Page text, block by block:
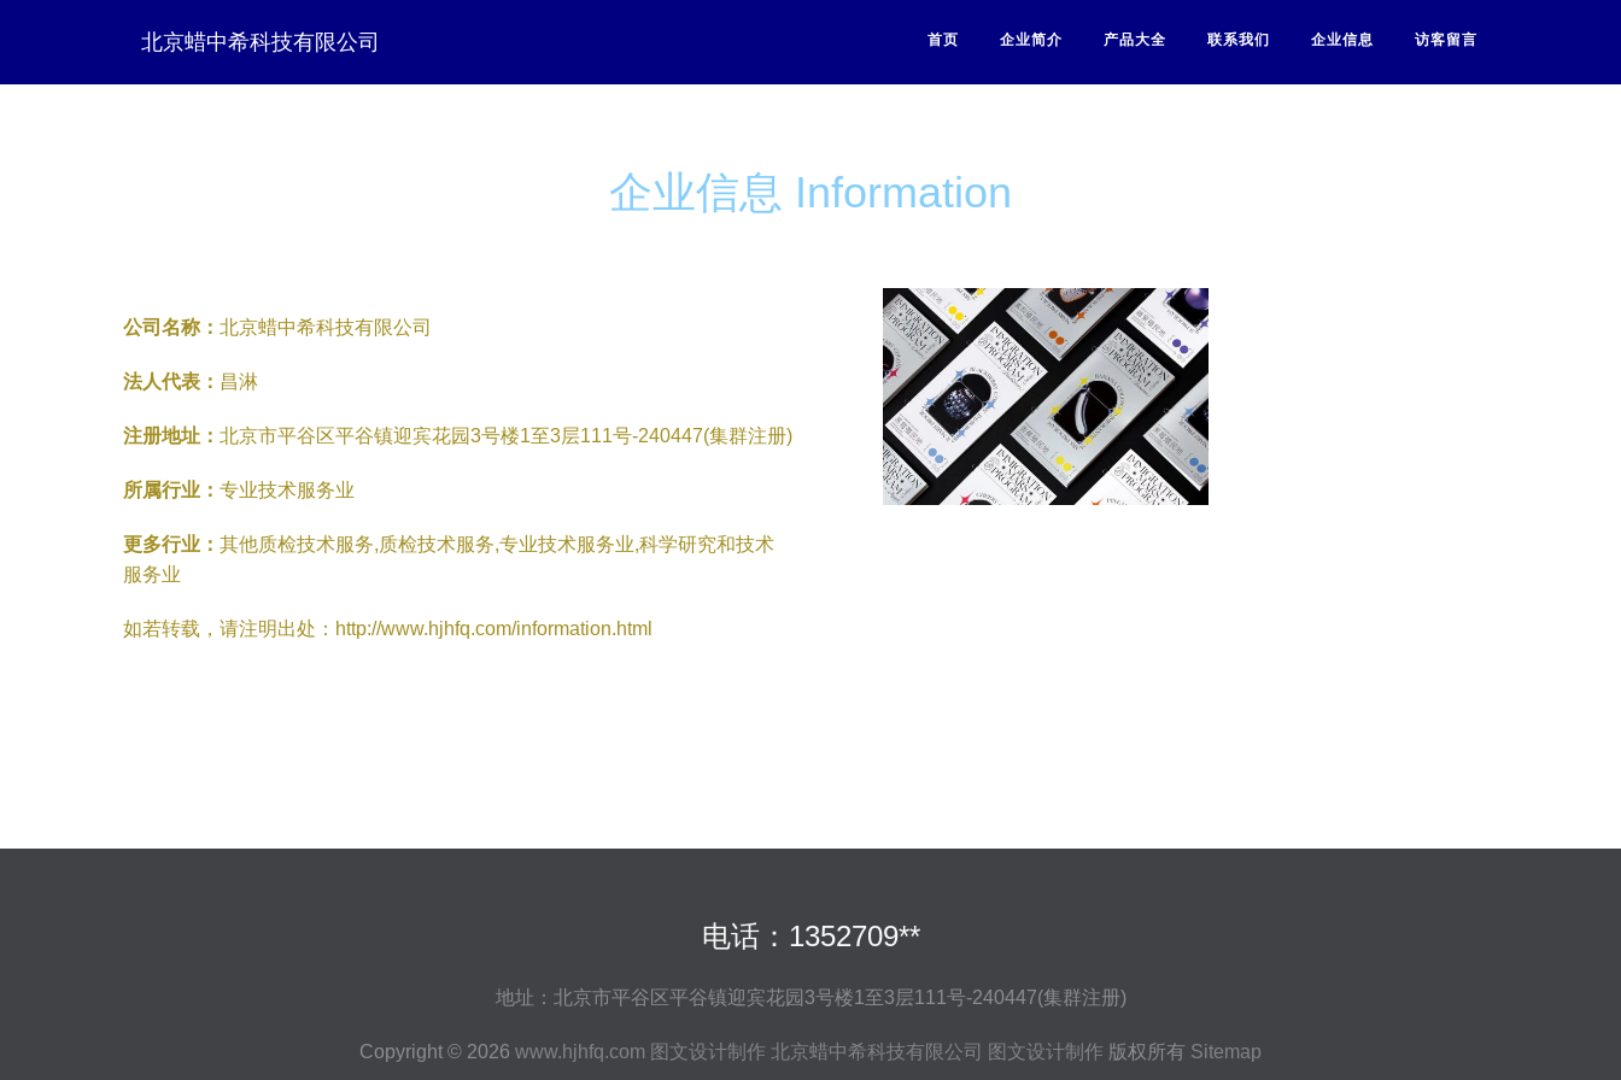
北京蜡中希科技有限公司 首页 企业简介 产品大全 联系我们 企业信息 访客留言
企业信息 Information
公司名称： 北京蜡中希科技有限公司
法人代表： 昌淋
注册地址： 北京市平谷区平谷镇迎宾花园3号楼1至3层111号-240447(集群注册)
所属行业： 专业技术服务业
更多行业： 其他质检技术服务,质检技术服务,专业技术服务业,科学研究和技术
服务业
如若转载，请注明出处：http://www.hjhfq.com/information.html
电话：1352709**
地址：北京市平谷区平谷镇迎宾花园3号楼1至3层111号-240447(集群注册)
Copyright © 2026 www.hjhfq.com 图文设计制作 北京蜡中希科技有限公司 图文设计制作 版权所有 Sitemap